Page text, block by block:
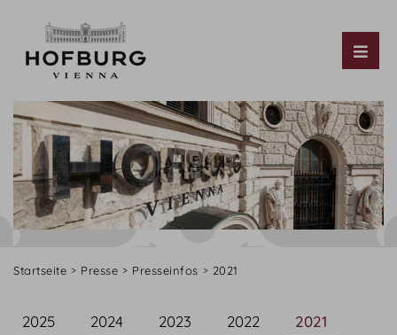
Startseite Presse Presseinfos 2021
2025 2024 2023 2022 2021